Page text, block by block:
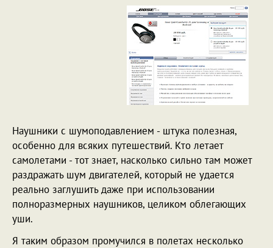
Наушники с шумоподавлением - штука полезная,
особенно для всяких путешествий. Кто летает
самолетами - тот знает, насколько сильно там может
раздражать шум двигателей, который не удается
реально заглушить даже при использовании
полноразмерных наушников, целиком облегающих
уши.
Я таким образом промучился в полетах несколько